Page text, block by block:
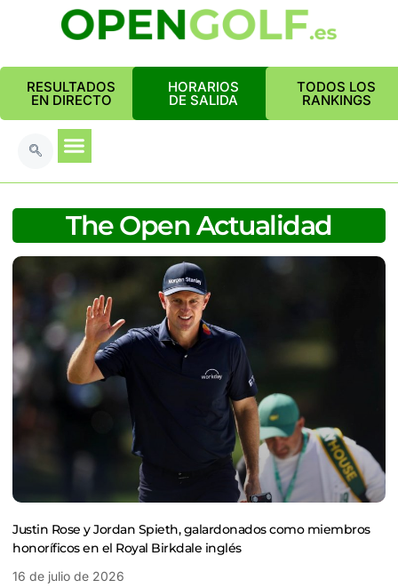
RESULTADOS
EN DIRECTO
HORARIOS
DE SALIDA
TODOS LOS
RANKINGS
The Open Actualidad
Justin Rose y Jordan Spieth, galardonados como miembros
honoríficos en el Royal Birkdale inglés
16 de julio de 2026